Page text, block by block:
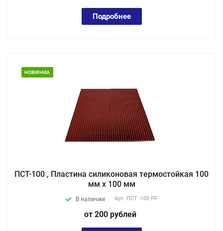
Подробнее
НОВИНКА
ПСТ-100 , Пластина силиконовая термостойкая 100
мм х 100 мм
В наличии Арт. ПСТ -100 PF
от 200 рублей